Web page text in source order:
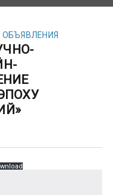
ОБЪЯВЛЕНИЯ